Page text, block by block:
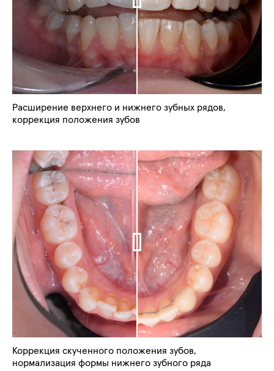
Расширение верхнего и нижнего зубных рядов,
коррекция положения зубов
Коррекция скученного положения зубов,
нормализация формы нижнего зубного ряда